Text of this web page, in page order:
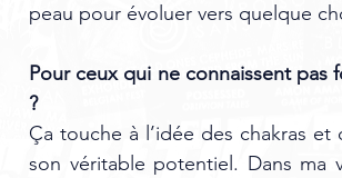
peau pour évoluer vers quelque
Pour ceux qui ne connaissent
?
Ça touche à l’idée des chakras
son véritable potentiel. Dans ma